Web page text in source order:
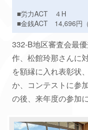
■労力ACT ４H
■金銭ACT 14,696円（
332-B地区審査会最
作、松館玲那さんに
を額縁に入れ表彰状
か、コンテストに参
の後、来年度の参加